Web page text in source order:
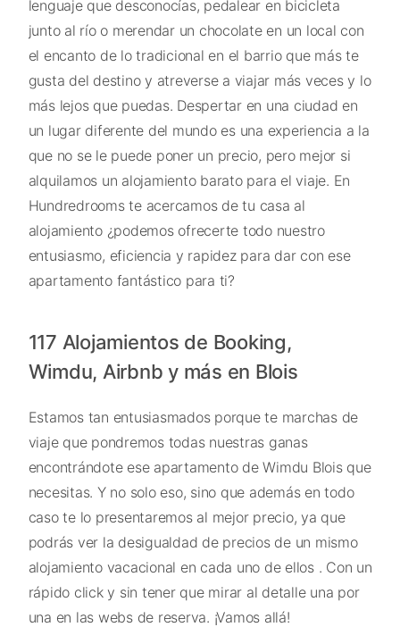
lenguaje que desconocías, pedalear en bicicleta
junto al río o merendar un chocolate en un local con
el encanto de lo tradicional en el barrio que más te
gusta del destino y atreverse a viajar más veces y lo
más lejos que puedas. Despertar en una ciudad en
un lugar diferente del mundo es una experiencia a la
que no se le puede poner un precio, pero mejor si
alquilamos un alojamiento barato para el viaje. En
Hundredrooms te acercamos de tu casa al
alojamiento ¿podemos ofrecerte todo nuestro
entusiasmo, eficiencia y rapidez para dar con ese
apartamento fantástico para ti?
117 Alojamientos de Booking,
Wimdu, Airbnb y más en Blois
Estamos tan entusiasmados porque te marchas de
viaje que pondremos todas nuestras ganas
encontrándote ese apartamento de Wimdu Blois que
necesitas. Y no solo eso, sino que además en todo
caso te lo presentaremos al mejor precio, ya que
podrás ver la desigualdad de precios de un mismo
alojamiento vacacional en cada uno de ellos . Con un
rápido click y sin tener que mirar al detalle una por
una en las webs de reserva. ¡Vamos allá!